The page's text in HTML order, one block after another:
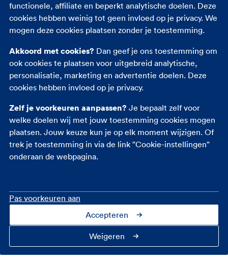
Autoverzekering
Opstalverzekering
Inboedelverzekering
Reisverzekering
Rechtsbijstandverzekering
Ongevallenverzekering
Cookie-instellingen
functionele, affiliate en beperkt analytische doelen. Deze
cookies hebben weinig tot geen invloed op je privacy. We
mogen deze cookies plaatsen zonder je toestemming.
Akkoord met cookies? Dan geef je ons toestemming om
ook cookies te plaatsen voor uitgebreid analytische,
personalisatie, marketing en advertentie doelen. Deze
cookies hebben invloed op je privacy.
Zelf je voorkeuren aanpassen? Je bepaalt zelf voor
welke doelen wij met jouw toestemming cookies mogen
plaatsen. Jouw keuze kun je op elk moment wijzigen. Of
trek je toestemming in via de link "Cookie-instellingen"
onderaan de webpagina.
Pas voorkeuren aan
Accepteren
Weigeren